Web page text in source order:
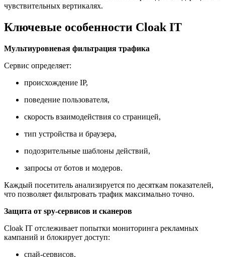
чувствительных вертикалях.
Ключевые особенности Cloak IT
Мультиуровневая фильтрация трафика
Сервис определяет:
происхождение IP,
поведение пользователя,
скорость взаимодействия со страницей,
тип устройства и браузера,
подозрительные шаблоны действий,
запросы от ботов и модеров.
Каждый посетитель анализируется по десяткам показателей,
что позволяет фильтровать трафик максимально точно.
Защита от spy-сервисов и сканеров
Cloak IT отслеживает попытки мониторинга рекламных
кампаний и блокирует доступ:
спай-сервисов,